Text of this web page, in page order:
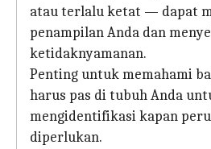
atau terlalu ketat — dapat
penampilan Anda dan
ketidaknyamanan.
Penting untuk memahami
harus pas di tubuh Anda
mengidentifikasi kapan
diperlukan.